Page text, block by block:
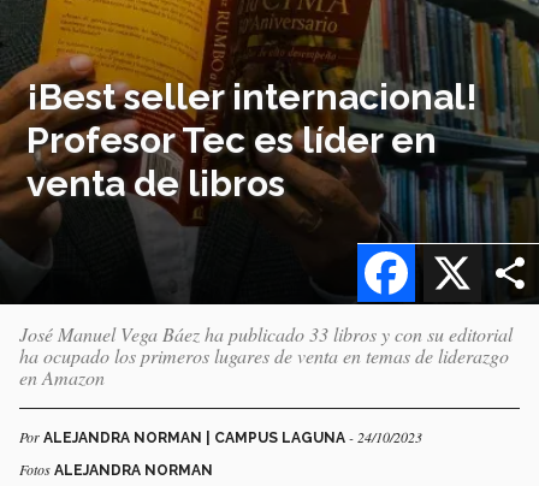
¡Best seller internacional!
Profesor Tec es líder en
venta de libros
X
Facebook
José Manuel Vega Báez ha publicado 33 libros y con su editorial
ha ocupado los primeros lugares de venta en temas de liderazgo
en Amazon
Por ALEJANDRA NORMAN | CAMPUS LAGUNA - 24/10/2023
Fotos ALEJANDRA NORMAN